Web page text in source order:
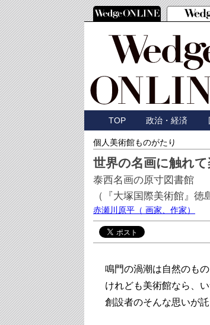
TOP 政治・経済
個人美術館ものがたり
世界の名画に触れ
泰西名画の原寸図書館
（『大塚国際美術館』徳
赤瀬川原平 （ 画家、作家）
鳴門の渦潮は自然のも
けれども美術館なら、
創設者のそんな思いが